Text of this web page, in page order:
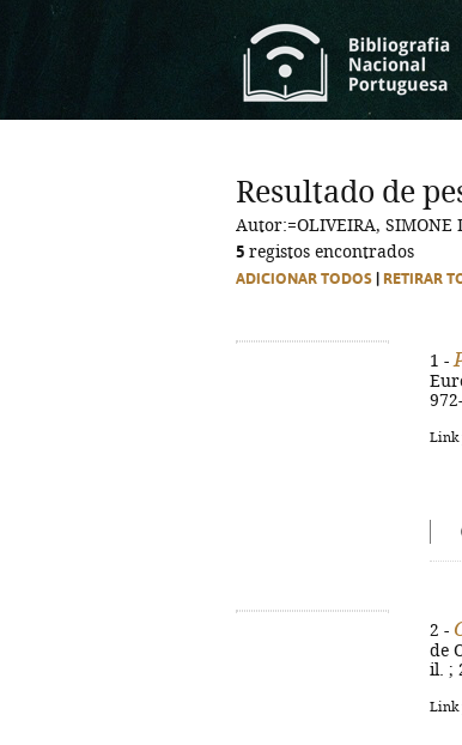
Resultado de
Autor:=OLIVEIRA, SIMONE
5 registos encontrados
ADICIONAR TODOS RETIRAR
1 -
Link
2 -
de
il. ;
Link